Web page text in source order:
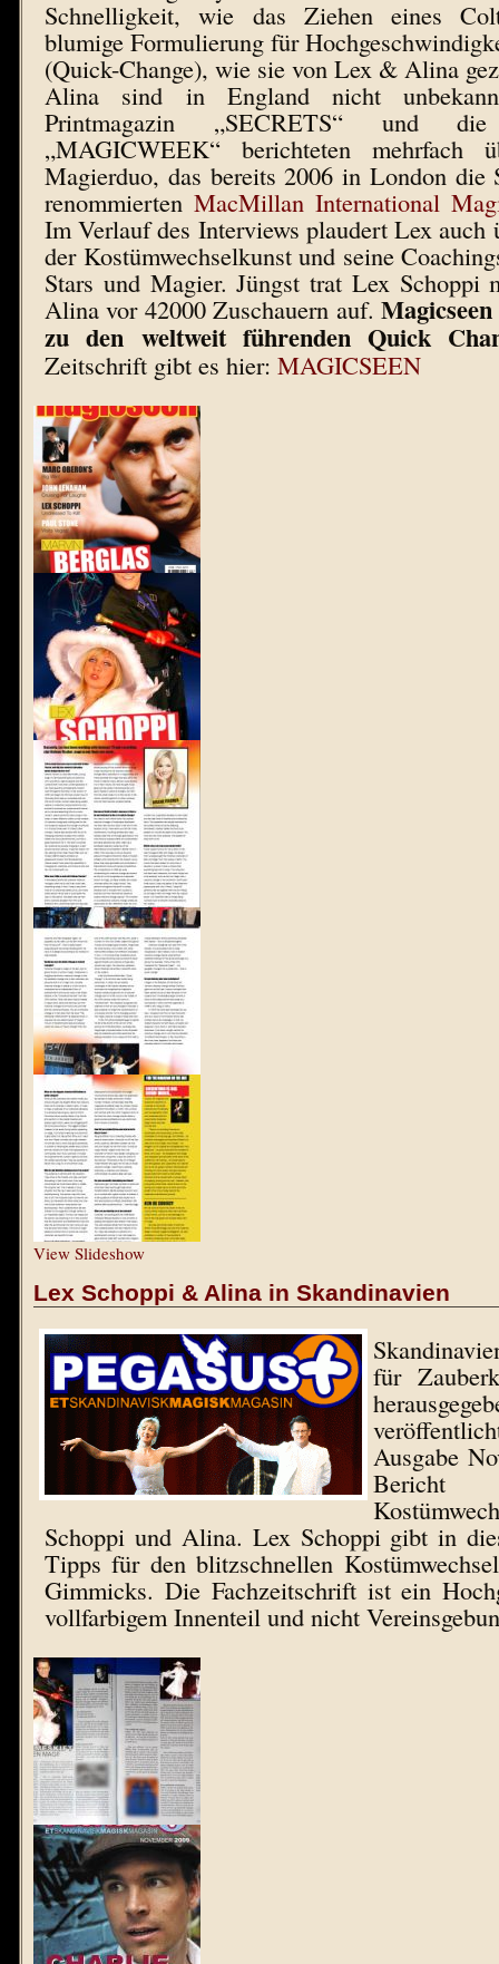
Schnelligkeit, wie das Ziehen eines
blumige Formulierung für
(Quick-Change), wie sie von Lex & Alina
Alina sind in England nicht
Printmagazin „SECRETS“ und die
„MAGICWEEK“ berichteten mehrfach
Magierduo, das bereits 2006 in London die
renommierten MacMillan International
Im Verlauf des Interviews plaudert Lex auch
der Kostümwechselkunst und seine
Stars und Magier. Jüngst trat Lex Schoppi
Alina vor 42000 Zuschauern auf.
zu den weltweit führenden Quick
Zeitschrift gibt es hier: MAGICSEEN
View Slideshow
Lex Schoppi & Alina in Skandinavien
für
Ausgabe
Schoppi und Alina. Lex Schoppi gibt in
Tipps für den blitzschnellen
Gimmicks. Die Fachzeitschrift ist ein
vollfarbigem Innenteil und nicht